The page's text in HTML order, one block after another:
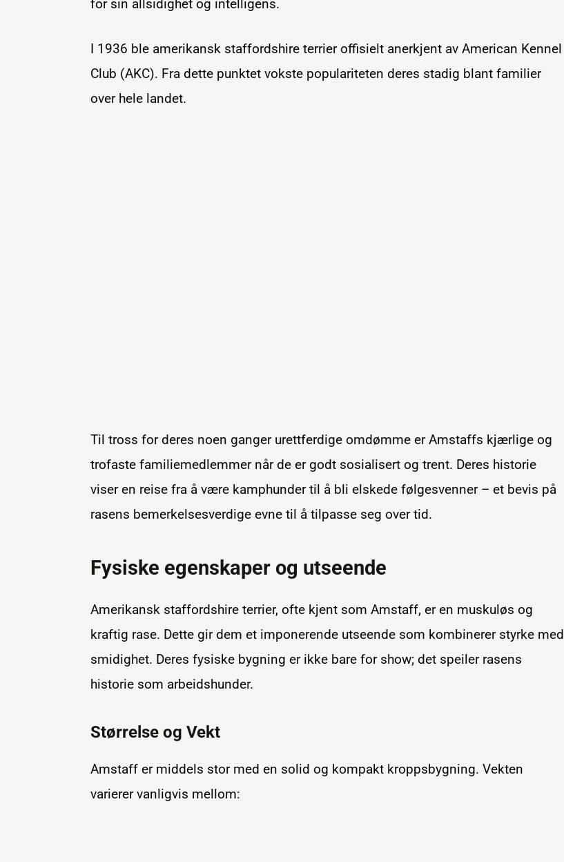
for sin allsidighet og intelligens.
I 1936 ble amerikansk staffordshire terrier offisielt anerkjent av American Kennel
Club (AKC). Fra dette punktet vokste populariteten deres stadig blant familier
over hele landet.
Til tross for deres noen ganger urettferdige omdømme er Amstaffs kjærlige og
trofaste familiemedlemmer når de er godt sosialisert og trent. Deres historie
viser en reise fra å være kamphunder til å bli elskede følgesvenner – et bevis på
rasens bemerkelsesverdige evne til å tilpasse seg over tid.
Fysiske egenskaper og utseende
Amerikansk staffordshire terrier, ofte kjent som Amstaff, er en muskuløs og
kraftig rase. Dette gir dem et imponerende utseende som kombinerer styrke med
smidighet. Deres fysiske bygning er ikke bare for show; det speiler rasens
historie som arbeidshunder.
Størrelse og Vekt
Amstaff er middels stor med en solid og kompakt kroppsbygning. Vekten
varierer vanligvis mellom: